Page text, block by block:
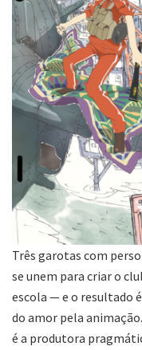
Três garotas com
se unem para criar o
escola — e o resultado
do amor pela
é a produtora